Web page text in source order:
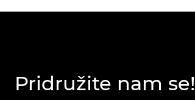
Pridružite nam se!